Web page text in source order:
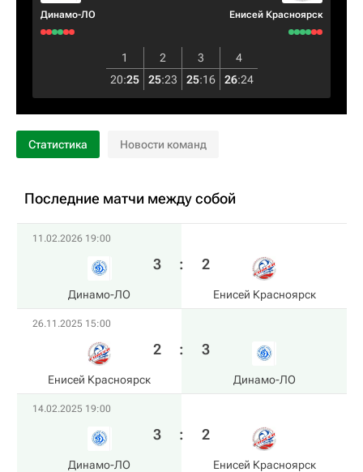
Динамо-ЛО Енисей Красноярск
1 2 3
4
20:25 25:23 25:16 26:24
Статистика Новости команд
Последние матчи между собой
11.02.2026 19:00
Динамо-ЛО
3 : 2
Енисей Красноярск
26.11.2025 15:00
Енисей Красноярск
2 : 3
Динамо-ЛО
14.02.2025 19:00
Динамо-ЛО
3 : 2
Енисей Красноярск